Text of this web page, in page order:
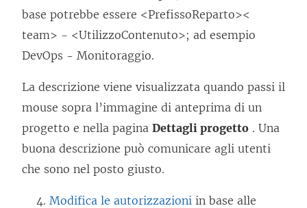
base potrebbe essere <PrefissoReparto><
team> - <UtilizzoContenuto>; ad esempio
DevOps - Monitoraggio.
La descrizione viene visualizzata quando passi il
mouse sopra l’immagine di anteprima di un
progetto e nella pagina Dettagli progetto . Una
buona descrizione può comunicare agli utenti
che sono nel posto giusto.
Modifica le autorizzazioni in base alle